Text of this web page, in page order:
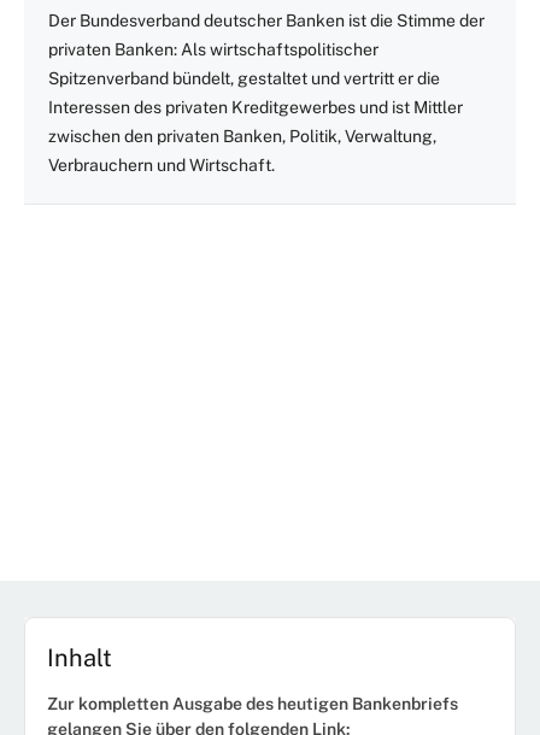
Der Bundesverband deutscher Banken ist die Stimme der
privaten Banken: Als wirtschaftspolitischer
Spitzenverband bündelt, gestaltet und vertritt er die
Interessen des privaten Kreditgewerbes und ist Mittler
zwischen den privaten Banken, Politik, Verwaltung,
Verbrauchern und Wirtschaft.
Inhalt
Zur kompletten Ausgabe des heutigen Bankenbriefs
gelangen Sie über den folgenden Link: